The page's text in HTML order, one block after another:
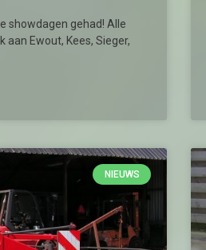
showdagen gehad! Alle
Ewout, Kees, Sieger,
NIEUWS